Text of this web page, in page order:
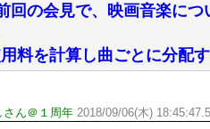
回の会見で、映画音楽に
料を計算し曲ごとに分配
さん＠１周年 2018/09/06(木)